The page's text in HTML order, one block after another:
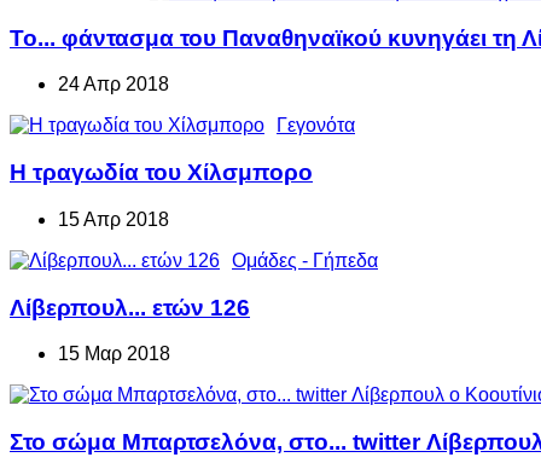
Το... φάντασμα του Παναθηναϊκού κυνηγάει τη
24 Απρ 2018
Γεγονότα
Η τραγωδία του Χίλσμπορο
15 Απρ 2018
Ομάδες - Γήπεδα
Λίβερπουλ... ετών 126
15 Μαρ 2018
Στο σώμα Μπαρτσελόνα, στo... twitter